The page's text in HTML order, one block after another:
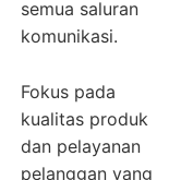
semua saluran
komunikasi.
Fokus pada
kualitas produk
dan pelayanan
pelanggan yang